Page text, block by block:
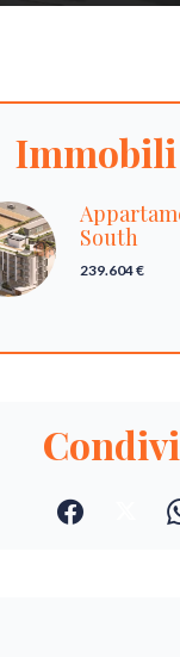
South
239.604 €